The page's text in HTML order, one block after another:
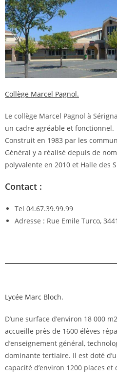
Collège Marcel Pagnol.
Le collège Marcel Pagnol à
un cadre agréable et fonctionnel.
Construit en 1983 par les
Général y a réalisé depuis de
polyvalente en 2010 et Halle des
Contact :
Tel 04.67.39.99.99
Adresse : Rue Emile Turco,
Lycée Marc Bloch.
D’une surface d’environ 18 000
accueille près de 1600 élèves
d’enseignement général,
dominante tertiaire. Il est doté
capacité d’environ 1200 places